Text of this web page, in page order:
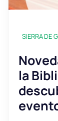
SIERRA DE
la